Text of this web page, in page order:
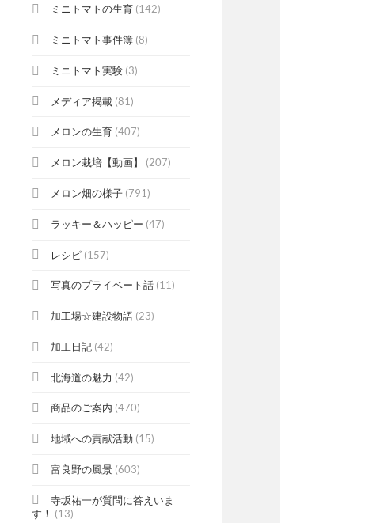
ミニトマトの生育 (142)
ミニトマト事件簿 (8)
ミニトマト実験 (3)
メディア掲載 (81)
メロンの生育 (407)
メロン栽培【動画】 (207)
メロン畑の様子 (791)
ラッキー＆ハッピー (47)
レシピ (157)
写真のプライベート話 (11)
加工場☆建設物語 (23)
加工日記 (42)
北海道の魅力 (42)
商品のご案内 (470)
地域への貢献活動 (15)
富良野の風景 (603)
寺坂祐一が質問に答えいま
す！ (13)